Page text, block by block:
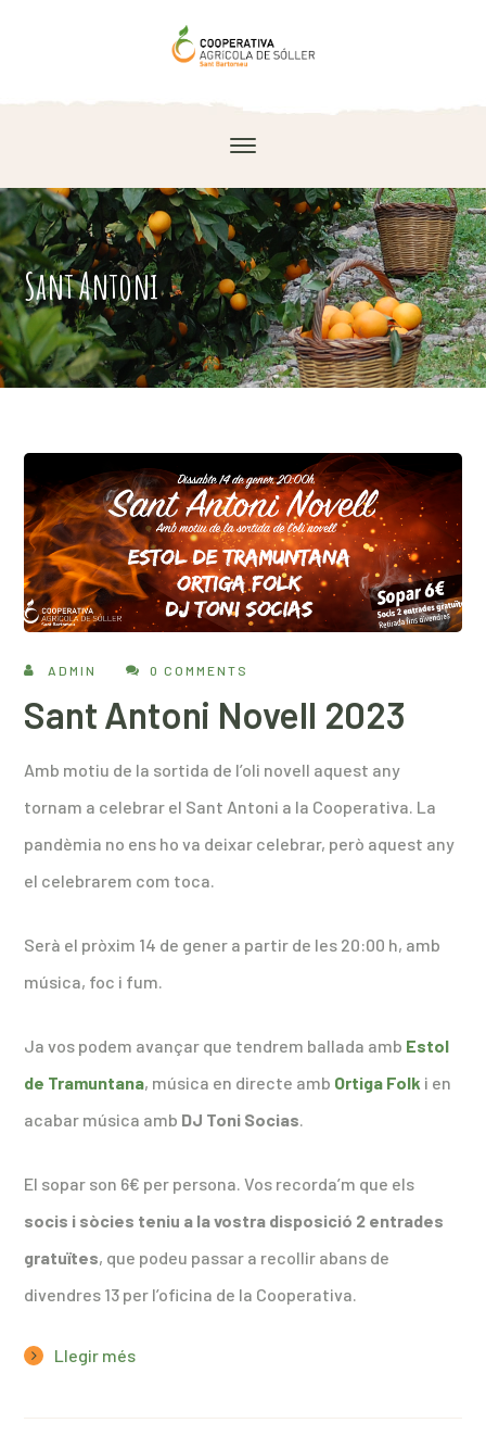
Sant Antoni
ADMIN 0 COMMENTS
Sant Antoni Novell 2023
Amb motiu de la sortida de l’oli novell aquest any
tornam a celebrar el Sant Antoni a la Cooperativa. La
pandèmia no ens ho va deixar celebrar, però aquest any
el celebrarem com toca.
Serà el pròxim 14 de gener a partir de les 20:00 h, amb
música, foc i fum.
Ja vos podem avançar que tendrem ballada amb Estol
de Tramuntana, música en directe amb Ortiga Folk i en
acabar música amb DJ Toni Socias.
El sopar son 6€ per persona. Vos recorda’m que els
socis i sòcies teniu a la vostra disposició 2 entrades
gratuïtes, que podeu passar a recollir abans de
divendres 13 per l’oficina de la Cooperativa.
Llegir més